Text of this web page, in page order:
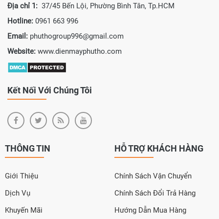
Địa chỉ 1: 37/45 Bến Lội, Phường Bình Tân, Tp.HCM
Hotline: 0961 663 996
Email: phuthogroup996@gmail.com
Website: www.dienmayphutho.com
Kết Nối Với Chúng Tôi
THÔNG TIN
Giới Thiệu
Dịch Vụ
Khuyến Mãi
HỖ TRỢ KHÁCH HÀNG
Chính Sách Vận Chuyển
Chính Sách Đổi Trả Hàng
Hướng Dẫn Mua Hàng